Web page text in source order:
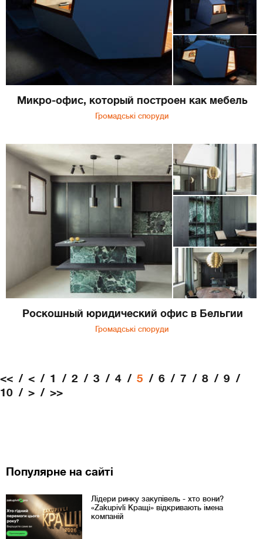
Микро-офис, который построен как мебель
Громадські споруди
Роскошный юридический офис в Бельгии
Громадські споруди
<< < 1 2 3 4 5 6 7 8
9
10
> >>
Популярне на сайті
Лідери ринку закупівель - хто вони?
«Zakupivli Кращі» відкривають імена
компаній